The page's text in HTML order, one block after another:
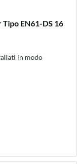
Tipo EN61-DS 16
in modo